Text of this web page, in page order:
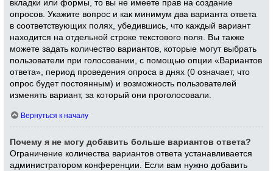
вкладки или формы, то вы не имеете прав на создание
опросов. Укажите вопрос и как минимум два варианта ответа
в соответствующих полях, убедившись, что каждый вариант
находится на отдельной строке текстового поля. Вы также
можете задать количество вариантов, которые могут выбрать
пользователи при голосовании, с помощью опции «Вариантов
ответа», период проведения опроса в днях (0 означает, что
опрос будет постоянным) и возможность пользователей
изменять вариант, за который они проголосовали.
Вернуться к началу
Почему я не могу добавить больше вариантов ответа?
Ограничение количества вариантов ответа устанавливается
администратором конференции. Если вам нужно добавить